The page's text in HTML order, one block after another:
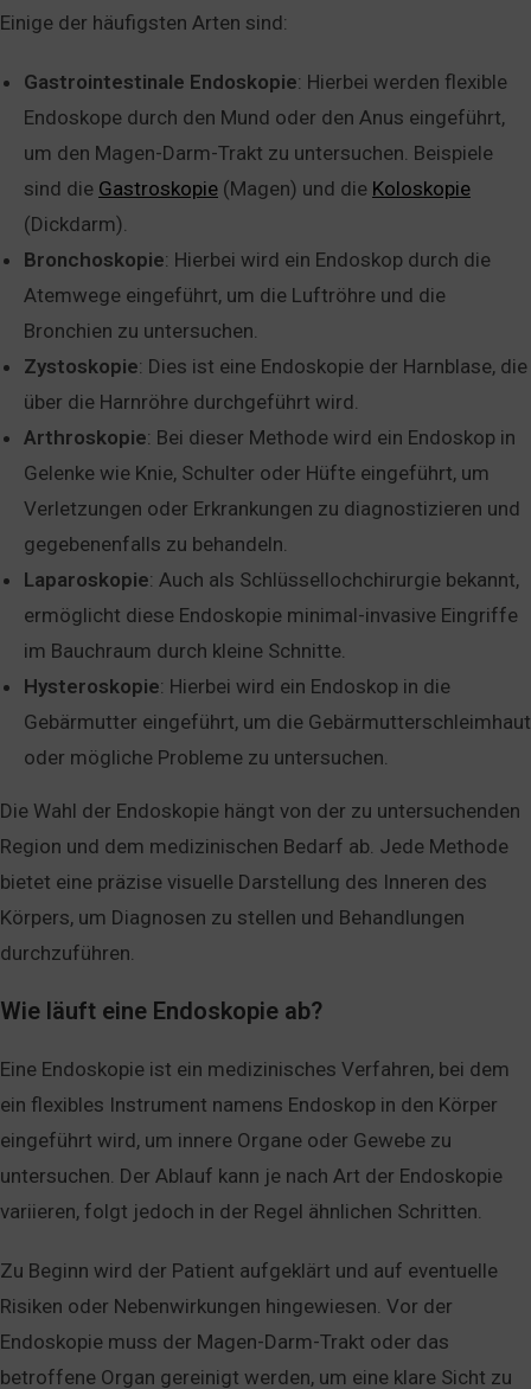
Einige der häufigsten Arten sind:
Gastrointestinale Endoskopie: Hierbei werden flexible
Endoskope durch den Mund oder den Anus eingeführt,
um den Magen-Darm-Trakt zu untersuchen. Beispiele
sind die Gastroskopie (Magen) und die Koloskopie
(Dickdarm).
Bronchoskopie: Hierbei wird ein Endoskop durch die
Atemwege eingeführt, um die Luftröhre und die
Bronchien zu untersuchen.
Zystoskopie: Dies ist eine Endoskopie der Harnblase, die
über die Harnröhre durchgeführt wird.
Arthroskopie: Bei dieser Methode wird ein Endoskop in
Gelenke wie Knie, Schulter oder Hüfte eingeführt, um
Verletzungen oder Erkrankungen zu diagnostizieren und
gegebenenfalls zu behandeln.
Laparoskopie: Auch als Schlüssellochchirurgie bekannt,
ermöglicht diese Endoskopie minimal-invasive Eingriffe
im Bauchraum durch kleine Schnitte.
Hysteroskopie: Hierbei wird ein Endoskop in die
Gebärmutter eingeführt, um die Gebärmutterschleimhaut
oder mögliche Probleme zu untersuchen.
Die Wahl der Endoskopie hängt von der zu untersuchenden
Region und dem medizinischen Bedarf ab. Jede Methode
bietet eine präzise visuelle Darstellung des Inneren des
Körpers, um Diagnosen zu stellen und Behandlungen
durchzuführen.
Wie läuft eine Endoskopie ab?
Eine Endoskopie ist ein medizinisches Verfahren, bei dem
ein flexibles Instrument namens Endoskop in den Körper
eingeführt wird, um innere Organe oder Gewebe zu
untersuchen. Der Ablauf kann je nach Art der Endoskopie
variieren, folgt jedoch in der Regel ähnlichen Schritten.
Zu Beginn wird der Patient aufgeklärt und auf eventuelle
Risiken oder Nebenwirkungen hingewiesen. Vor der
Endoskopie muss der Magen-Darm-Trakt oder das
betroffene Organ gereinigt werden, um eine klare Sicht zu